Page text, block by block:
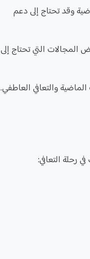
وقد تحتاج إلى دعم
التي تحتاج إلى
والتعافي العاطفي.
رحلة التعافي: